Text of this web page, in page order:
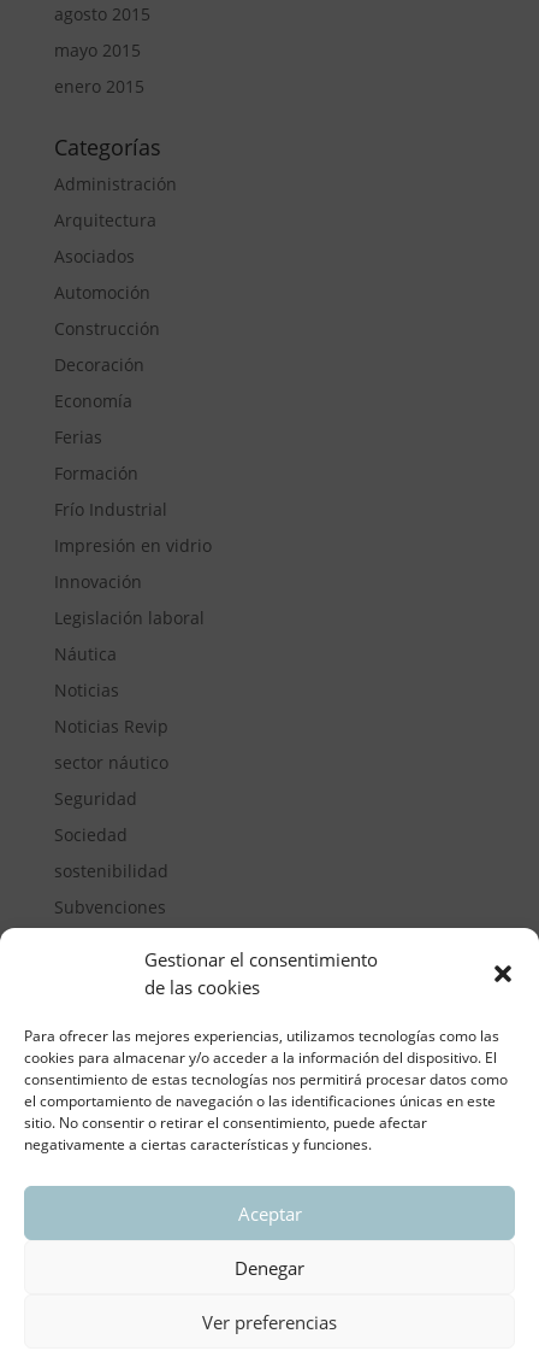
Gestionar el consentimiento
de las cookies
Para ofrecer las mejores experiencias, utilizamos tecnologías como las
cookies para almacenar y/o acceder a la información del dispositivo. El
consentimiento de estas tecnologías nos permitirá procesar datos como
el comportamiento de navegación o las identificaciones únicas en este
sitio. No consentir o retirar el consentimiento, puede afectar
negativamente a ciertas características y funciones.
Aceptar
Denegar
Ver preferencias
agosto 2015
mayo 2015
enero 2015
Categorías
Administración
Arquitectura
Asociados
Automoción
Construcción
Decoración
Economía
Ferias
Formación
Frío Industrial
Impresión en vidrio
Innovación
Legislación laboral
Náutica
Noticias
Noticias Revip
sector náutico
Seguridad
Sociedad
sostenibilidad
Subvenciones
ASOCIACIÓN REGIONAL VALENCIANA DE
Aviso legal y política de privacidad